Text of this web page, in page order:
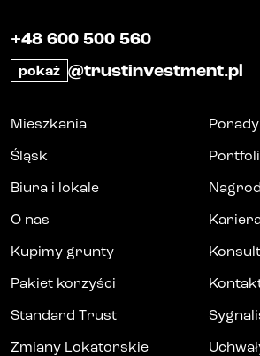
+48 600 500 560
pokaż @trustinvestment.pl
Mieszkania
Śląsk
Biura i lokale
O nas
Kupimy grunty
Pakiet korzyści
Standard Trust
Zmiany Lokatorskie
Porady